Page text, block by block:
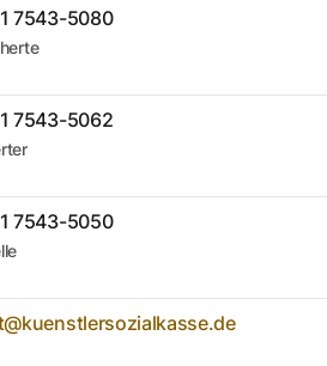
7543-5080
7543-5062
7543-5050